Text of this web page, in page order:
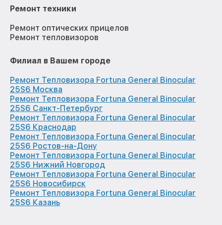
Ремонт техники
Ремонт оптических прицелов
Ремонт тепловизоров
Филиал в Вашем городе
Ремонт Тепловизора Fortuna General Binocular
25S6 Москва
Ремонт Тепловизора Fortuna General Binocular
25S6 Санкт-Петербург
Ремонт Тепловизора Fortuna General Binocular
25S6 Краснодар
Ремонт Тепловизора Fortuna General Binocular
25S6 Ростов-на-Дону
Ремонт Тепловизора Fortuna General Binocular
25S6 Нижний Новгород
Ремонт Тепловизора Fortuna General Binocular
25S6 Новосибирск
Ремонт Тепловизора Fortuna General Binocular
25S6 Казань